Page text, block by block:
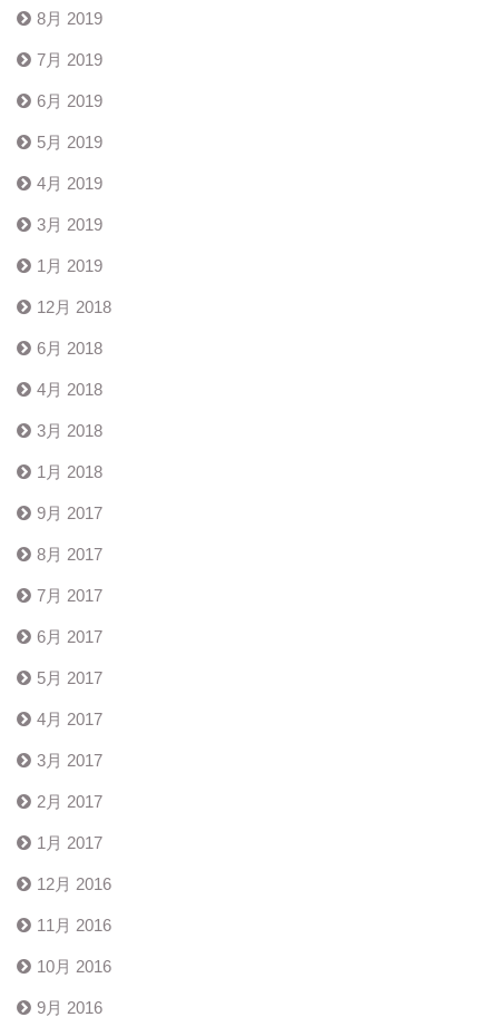
8月 2019
7月 2019
6月 2019
5月 2019
4月 2019
3月 2019
1月 2019
12月 2018
6月 2018
4月 2018
3月 2018
1月 2018
9月 2017
8月 2017
7月 2017
6月 2017
5月 2017
4月 2017
3月 2017
2月 2017
1月 2017
12月 2016
11月 2016
10月 2016
9月 2016